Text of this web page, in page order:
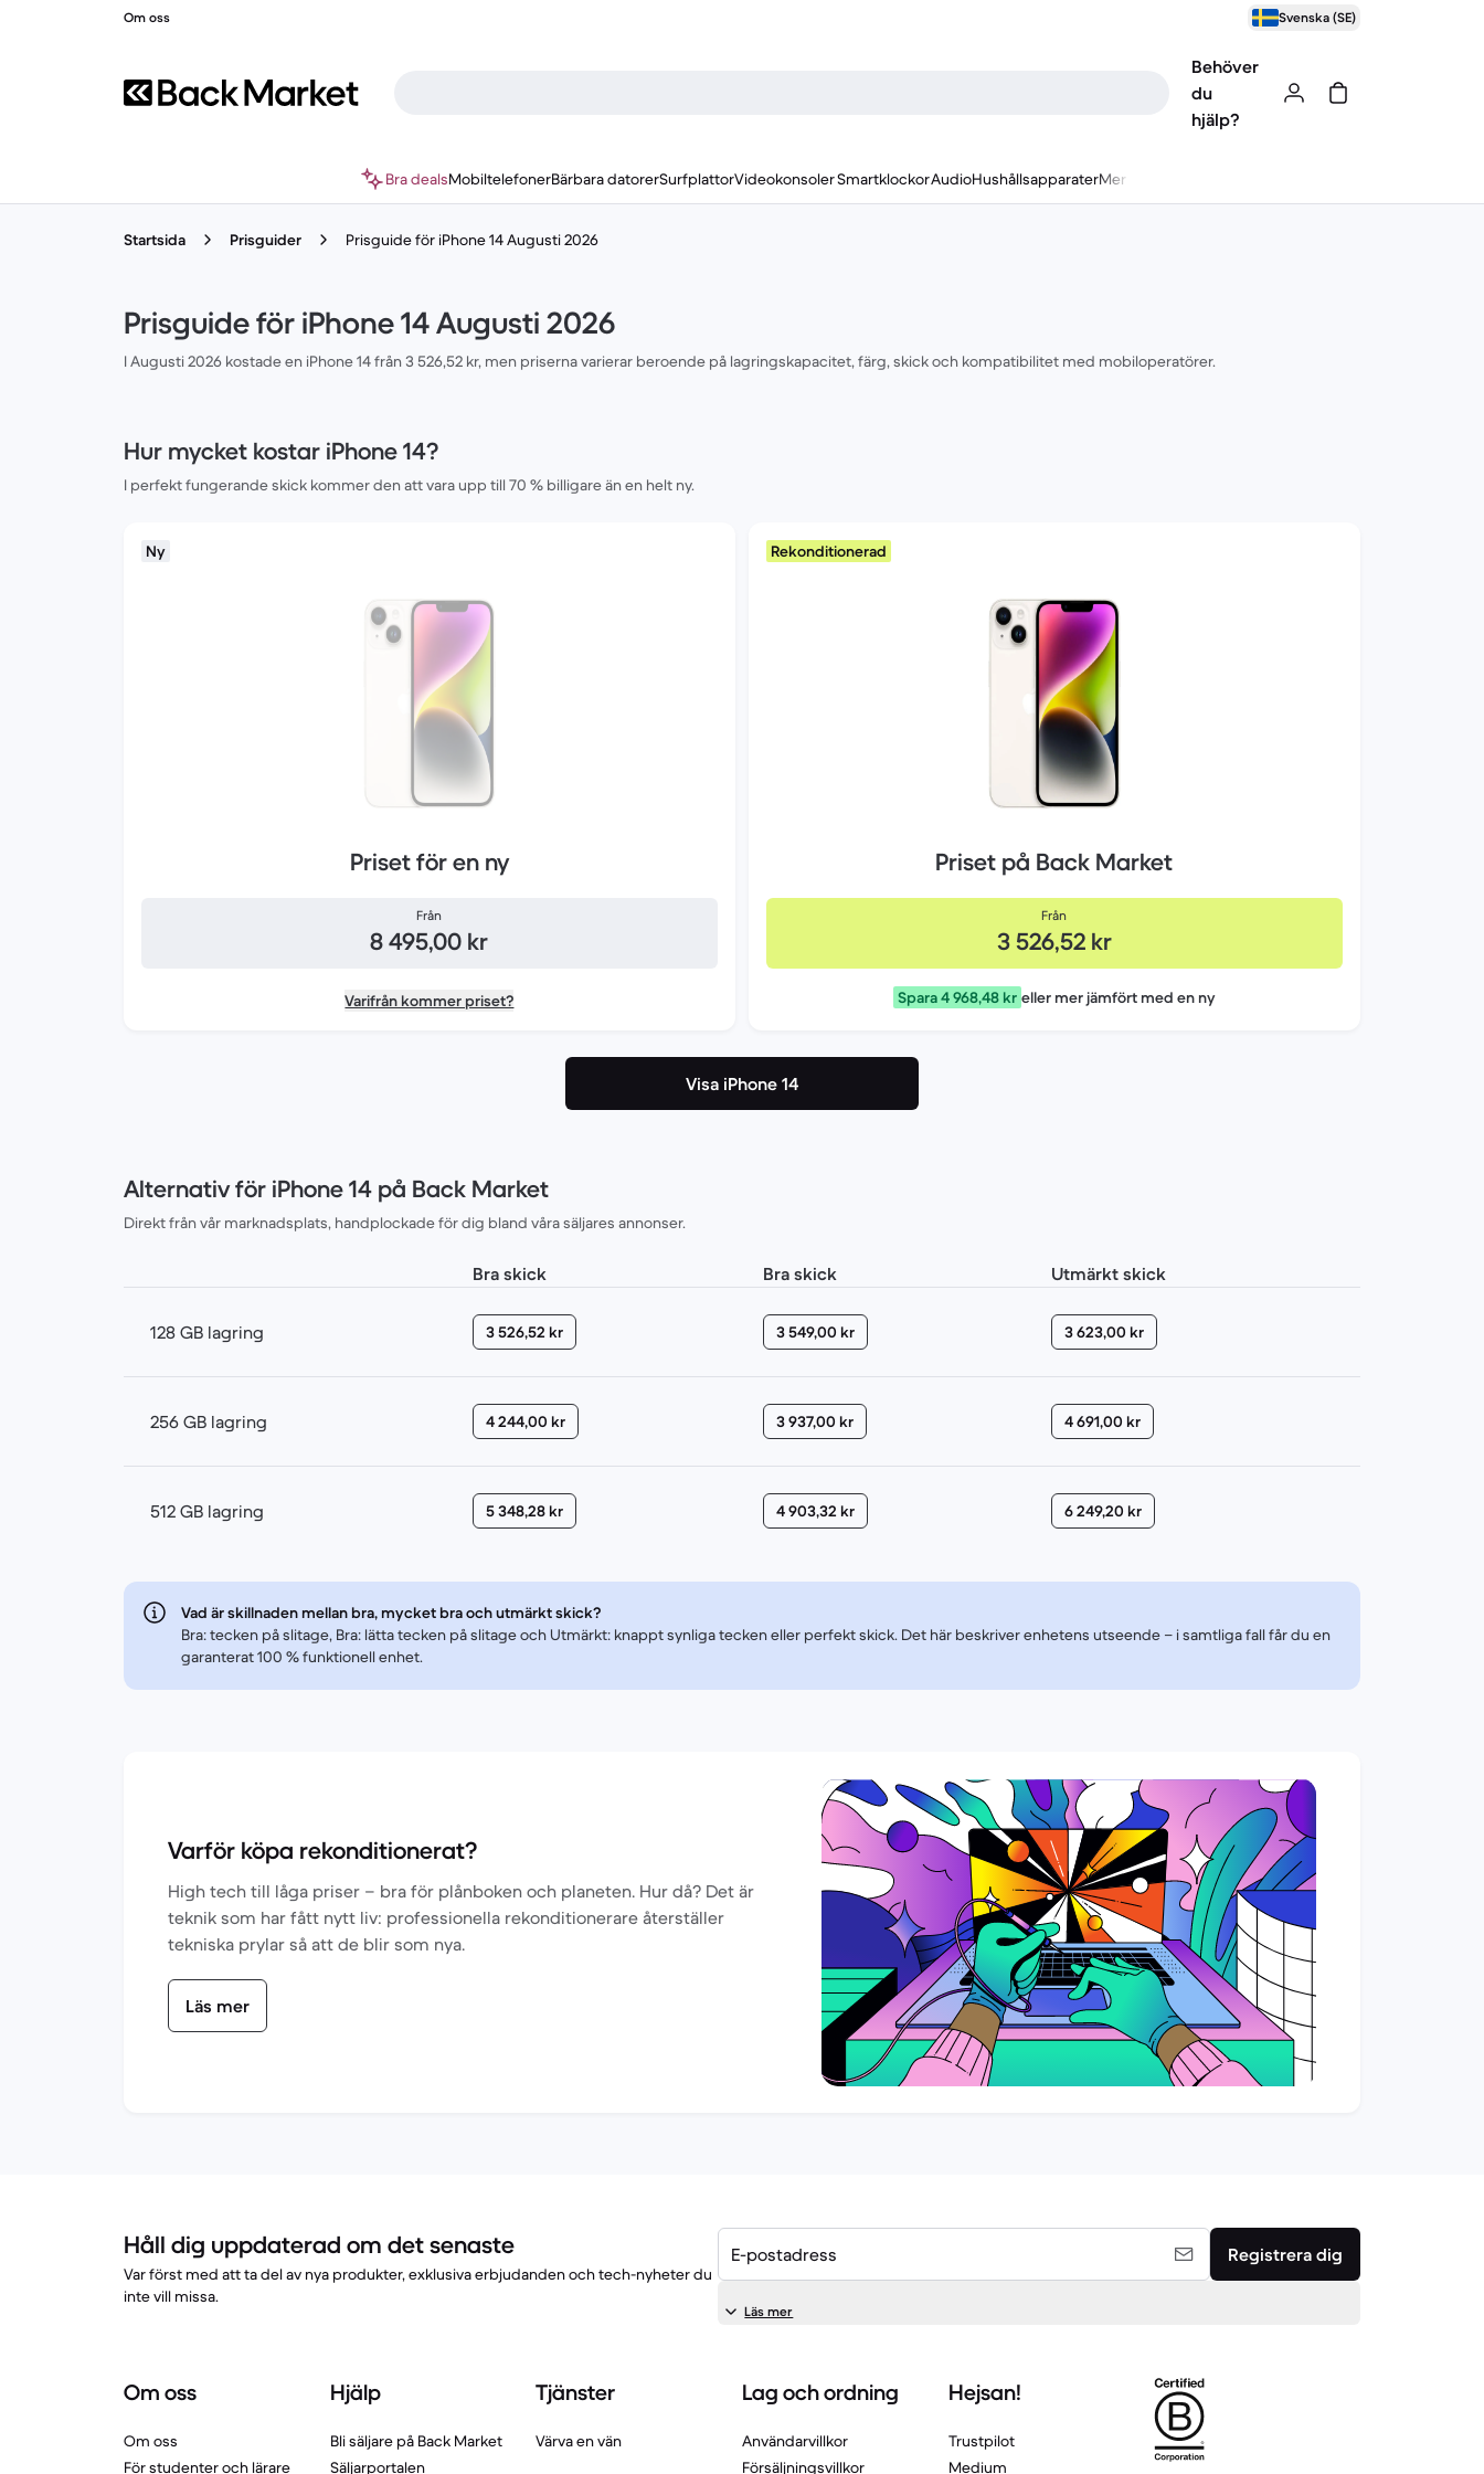
Om oss Svenska (SE)
Behöver
du
hjälp?
Bra dealsMobiltelefonerBärbara datorerSurfplattorVideokonsolerSmartklockorAudioHushållsapparaterMer
Startsida Prisguider Prisguide för iPhone 14 Augusti 2026
Prisguide för iPhone 14 Augusti 2026
I Augusti 2026 kostade en iPhone 14 från 3 526,52 kr, men priserna varierar beroende på lagringskapacitet, färg, skick och kompatibilitet med mobiloperatörer.
Hur mycket kostar iPhone 14?
I perfekt fungerande skick kommer den att vara upp till 70 % billigare än en helt ny.
Ny
Priset för en ny
Från
8 495,00 kr
Varifrån kommer priset?
Rekonditionerad
Priset på Back Market
Från
3 526,52 kr
Spara 4 968,48 kr eller mer jämfört med en ny
Visa iPhone 14
Alternativ för iPhone 14 på Back Market
Direkt från vår marknadsplats, handplockade för dig bland våra säljares annonser.
Bra skick Bra skick Utmärkt skick
128 GB lagring 3 526,52 kr 3 549,00 kr 3 623,00 kr
256 GB lagring 4 244,00 kr 3 937,00 kr 4 691,00 kr
512 GB lagring 5 348,28 kr 4 903,32 kr 6 249,20 kr
Vad är skillnaden mellan bra, mycket bra och utmärkt skick?
Bra: tecken på slitage, Bra: lätta tecken på slitage och Utmärkt: knappt synliga tecken eller perfekt skick. Det här beskriver enhetens utseende – i samtliga fall får du en
garanterat 100 % funktionell enhet.
Varför köpa rekonditionerat?
High tech till låga priser – bra för plånboken och planeten. Hur då? Det är
teknik som har fått nytt liv: professionella rekonditionerare återställer
tekniska prylar så att de blir som nya.
Läs mer
Håll dig uppdaterad om det senaste
Var först med att ta del av nya produkter, exklusiva erbjudanden och tech-nyheter du
inte vill missa.
E-postadress Registrera dig
Läs mer
Om oss
Om oss
För studenter och lärare
Hjälp
Bli säljare på Back Market
Säljarportalen
Tjänster
Värva en vän
Lag och ordning
Användarvillkor
Försäljningsvillkor
Hejsan!
Trustpilot
Medium